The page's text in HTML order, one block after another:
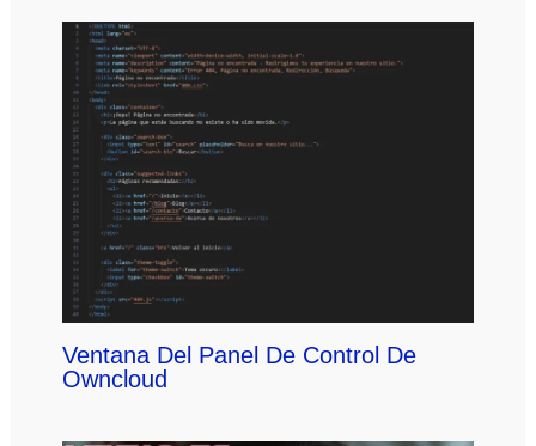
Ventana Del Panel De Control De
Owncloud